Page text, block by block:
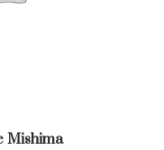
Mishima